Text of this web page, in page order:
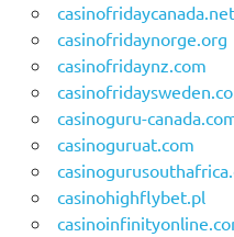
casinofridaycanada.net
casinofridaynorge.org
casinofridaynz.com
casinoguru-
casinoguruat.com
casinohighflybet.pl